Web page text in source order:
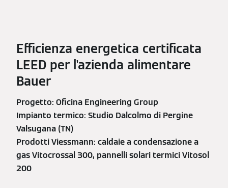
Efficienza energetica certificata
LEED per l'azienda alimentare
Bauer
Progetto: Oficina Engineering Group
Impianto termico: Studio Dalcolmo di Pergine
Valsugana (TN)
Prodotti Viessmann: caldaie a condensazione a
gas Vitocrossal 300, pannelli solari termici Vitosol
200